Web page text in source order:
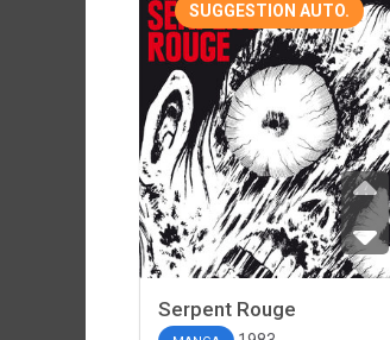
SUGGESTION AUTO.
Serpent Rouge